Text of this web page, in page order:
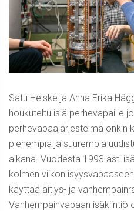
Satu Helske ja Anna Erika
houkuteltu isiä perhevapaille
perhevapaajärjestelmä onkin
pienempiä ja suurempia
aikana. Vuodesta 1993 asti
kolmen viikon
käyttää äitiys- ja
Vanhempainvapaan isäkiintiö